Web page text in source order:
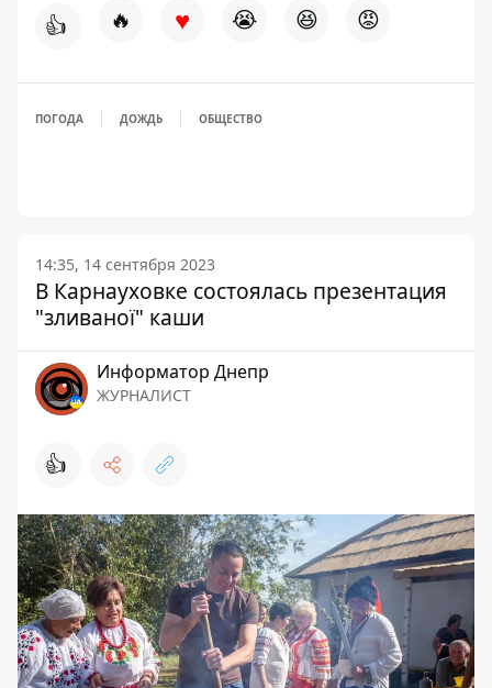
👍 🔥 ♥ 😭 😆 😡
ПОГОДА ДОЖДЬ ОБЩЕСТВО
14:35, 14 сентября 2023
В Карнауховке состоялась презентация
"зливаної" каши
Информатор Днепр
ЖУРНАЛИСТ
👍